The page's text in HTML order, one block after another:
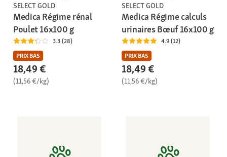
SELECT GOLD
Medica Régime rénal
Poulet 16x100 g
3.3 (28)
PRIX BAS
18,49 €
(11,56 €/kg)
SELECT GOLD
Medica Régime calculs
urinaires Bœuf 16x100 g
4.9 (12)
PRIX BAS
18,49 €
(11,56 €/kg)